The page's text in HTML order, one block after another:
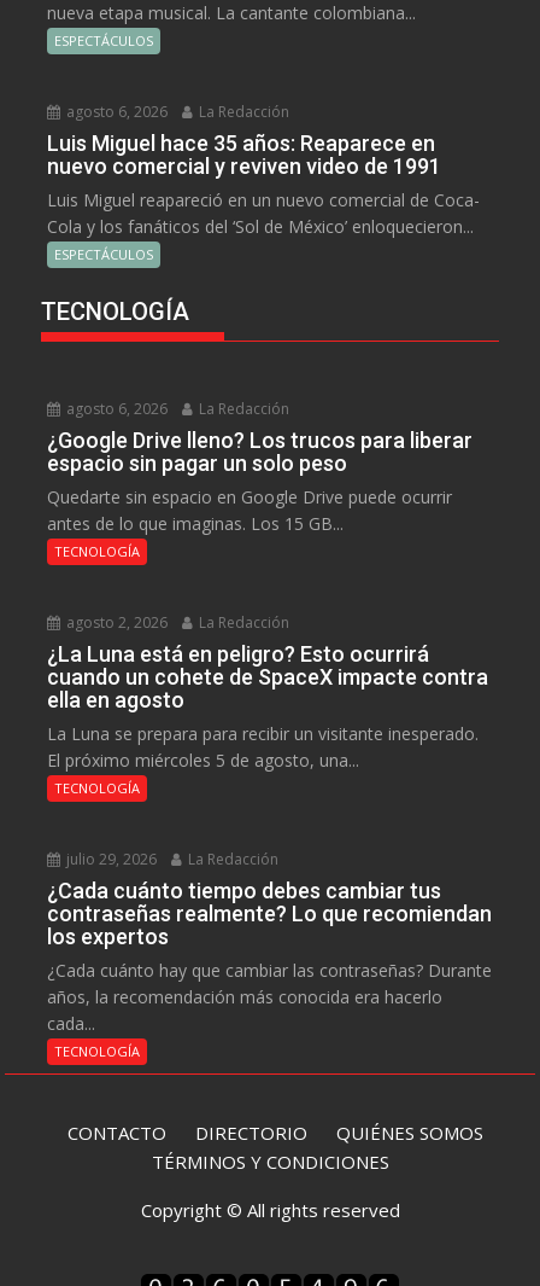
nueva etapa musical. La cantante colombiana...
ESPECTÁCULOS
agosto 6, 2026 La Redacción
Luis Miguel hace 35 años: Reaparece en
nuevo comercial y reviven video de 1991
Luis Miguel reapareció en un nuevo comercial de Coca-
Cola y los fanáticos del ‘Sol de México’ enloquecieron...
ESPECTÁCULOS
TECNOLOGÍA
agosto 6, 2026 La Redacción
¿Google Drive lleno? Los trucos para liberar
espacio sin pagar un solo peso
Quedarte sin espacio en Google Drive puede ocurrir
antes de lo que imaginas. Los 15 GB...
TECNOLOGÍA
agosto 2, 2026 La Redacción
¿La Luna está en peligro? Esto ocurrirá
cuando un cohete de SpaceX impacte contra
ella en agosto
La Luna se prepara para recibir un visitante inesperado.
El próximo miércoles 5 de agosto, una...
TECNOLOGÍA
julio 29, 2026 La Redacción
¿Cada cuánto tiempo debes cambiar tus
contraseñas realmente? Lo que recomiendan
los expertos
¿Cada cuánto hay que cambiar las contraseñas? Durante
años, la recomendación más conocida era hacerlo
cada...
TECNOLOGÍA
CONTACTO DIRECTORIO QUIÉNES SOMOS
TÉRMINOS Y CONDICIONES
Copyright © All rights reserved